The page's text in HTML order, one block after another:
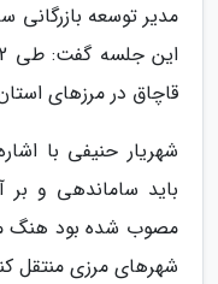
مدیر توسعه بازرگانی
قاچاق در مرزهای
شهریار حنیفی با
باید ساماندهی و
مصوب شده بود هنگ
شهرهای مرزی منتقل